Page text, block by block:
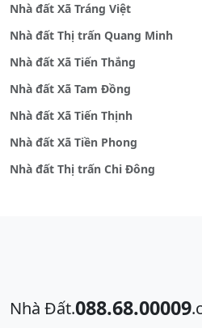
Nhà đất Xã Tráng Việt
Nhà đất Thị trấn Quang Minh
Nhà đất Xã Tiến Thắng
Nhà đất Xã Tam Đồng
Nhà đất Xã Tiến Thịnh
Nhà đất Xã Tiền Phong
Nhà đất Thị trấn Chi Đông
Nhà Đất.088.68.00009